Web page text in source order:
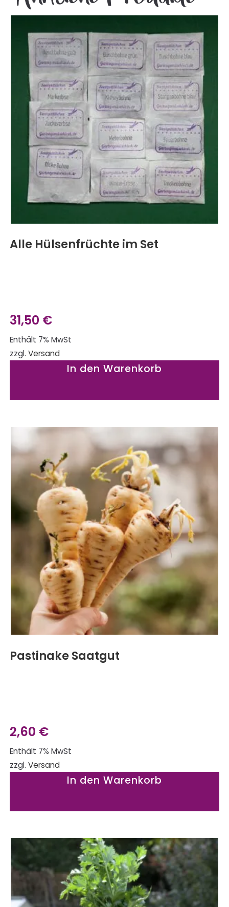
Alle Hülsenfrüchte im Set
31,50 €
Enthält 7% MwSt
zzgl. Versand
In den Warenkorb
Pastinake Saatgut
2,60 €
Enthält 7% MwSt
zzgl. Versand
In den Warenkorb